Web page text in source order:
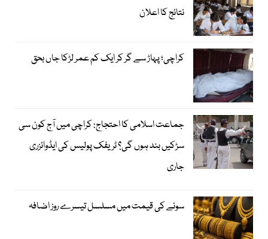
نتائج کا اعلان
کراچی؛ پہاڑ سے گر کر ایک کم عمر لڑکا جاں بحق
جماعت اسلامی کا احتجاج: کراچی میں آج کون سی
سڑکیں بند ہوں گی؟ ٹریفک پولیس کی ایڈوائزری
جاری
سونے کی قیمت میں مسلسل تیسرے روز اضافہ